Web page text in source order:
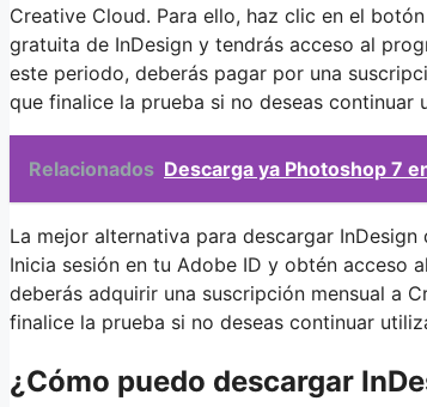
Creative Cloud. Para ello, haz clic en el
gratuita de InDesign y tendrás acceso al
este periodo, deberás pagar por una
que finalice la prueba si no deseas continuar
Relacionados Descarga ya Photoshop 7
La mejor alternativa para descargar
Inicia sesión en tu Adobe ID y obtén acceso
deberás adquirir una suscripción mensual a
finalice la prueba si no deseas continuar
¿Cómo puedo descargar